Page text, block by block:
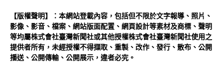
【版權聲明】：本網站登載內容，包括但不限於文字報導、照片、
影像、影音、檔案、網站版面配置、網頁設計等素材及商標、聲明
等均屬株式會社臺灣新聞社或其他授權株式會社臺灣新聞社使用之
提供者所有，未經授權不得擷取、重製、改作、發行、散布、公開
播送、公開傳輸、公開展示，違者必究。